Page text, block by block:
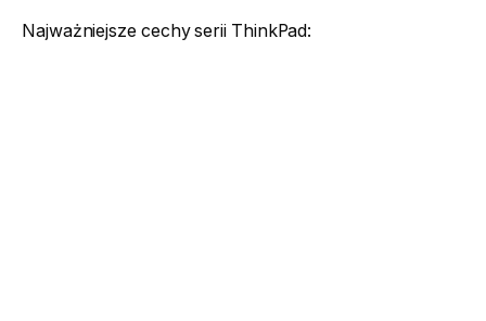
Najważniejsze cechy serii ThinkPad: